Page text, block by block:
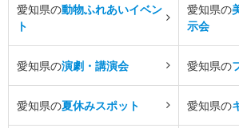
愛知県の動物ふれあいイベン
ト
愛知県の
示会
愛知県の演劇・講演会 愛知県の
愛知県の夏休みスポット 愛知県の